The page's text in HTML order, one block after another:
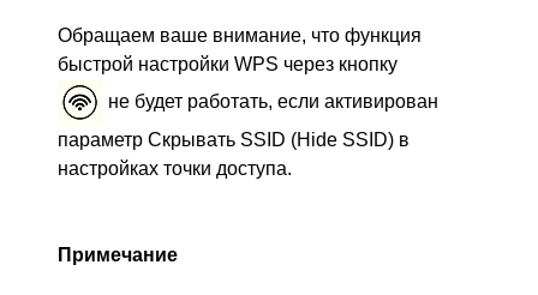
Обращаем ваше внимание, что функция
быстрой настройки WPS через кнопку
не будет работать, если активирован
параметр Скрывать SSID (Hide SSID) в
настройках точки доступа.
Примечание